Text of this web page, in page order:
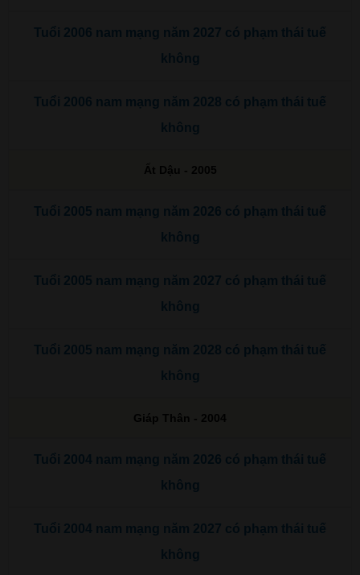
Tuổi 2006 nam mạng năm 2027 có phạm thái tuế
không
Tuổi 2006 nam mạng năm 2028 có phạm thái tuế
không
Ất Dậu - 2005
Tuổi 2005 nam mạng năm 2026 có phạm thái tuế
không
Tuổi 2005 nam mạng năm 2027 có phạm thái tuế
không
Tuổi 2005 nam mạng năm 2028 có phạm thái tuế
không
Giáp Thân - 2004
Tuổi 2004 nam mạng năm 2026 có phạm thái tuế
không
Tuổi 2004 nam mạng năm 2027 có phạm thái tuế
không